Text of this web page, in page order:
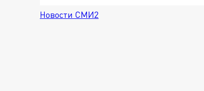
Новости СМИ2